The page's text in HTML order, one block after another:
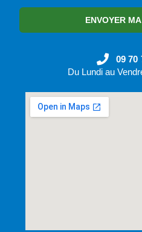
ENVOYER
09 70
Du Lundi au